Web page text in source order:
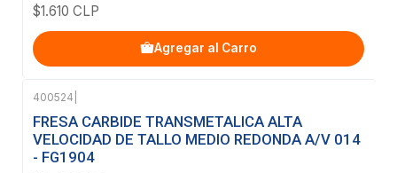
$1.610 CLP
Agregar al Carro
400524
FRESA CARBIDE TRANSMETALICA ALTA
VELOCIDAD DE TALLO MEDIO REDONDA A/V 014
- FG1904